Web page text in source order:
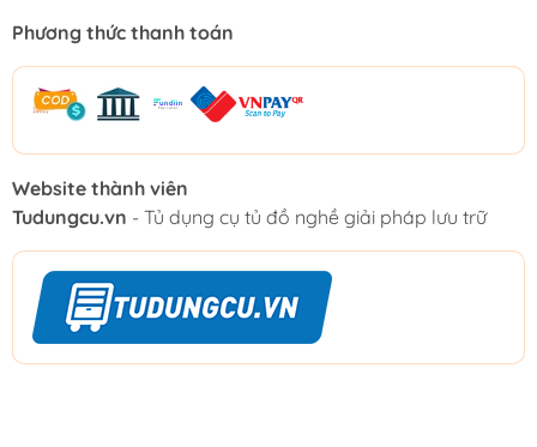
Phương thức thanh toán
Website thành viên
Tudungcu.vn - Tủ dụng cụ tủ đồ nghề giải pháp lưu trữ